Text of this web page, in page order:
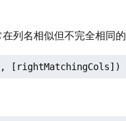
列名相似但不完全相同的
[rightMatchingCols])